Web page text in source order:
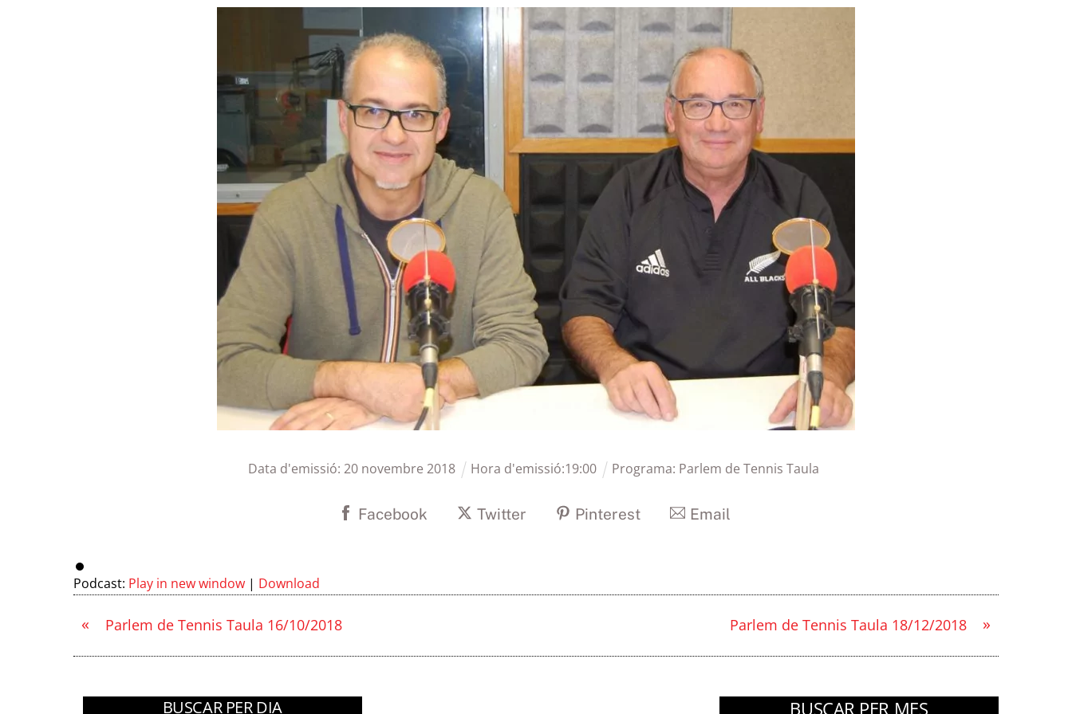
Data d'emissió:20 novembre 2018 Hora d'emissió:19:00 Programa: Parlem de Tennis Taula
Facebook Twitter Pinterest Email
Podcast: Play in new window | Download
« Parlem de Tennis Taula 16/10/2018 »
Parlem de Tennis Taula 18/12/2018
BUSCAR PER DIA